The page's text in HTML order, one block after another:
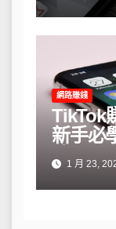
網路賺錢
TikTok
新手必
略1 月 23,